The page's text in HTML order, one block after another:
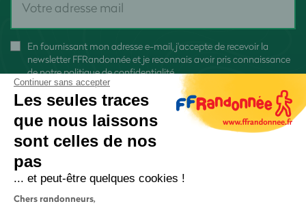
En fournissant mon adresse e-mail, j'accepte de recevoir la
newsletter FFRandonnée et je reconnais avoir pris connaissance
denotre politique de confidentialité
Continuer sans accepter
Les seules traces
que nous laissons
sont celles de nos
pas
... et peut-être quelques cookies !
Chers randonneurs,